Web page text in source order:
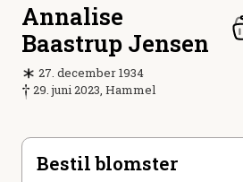
Annalise
Baastrup Jensen
27. december 1934
29. juni 2023, Hammel
Bestil blomster